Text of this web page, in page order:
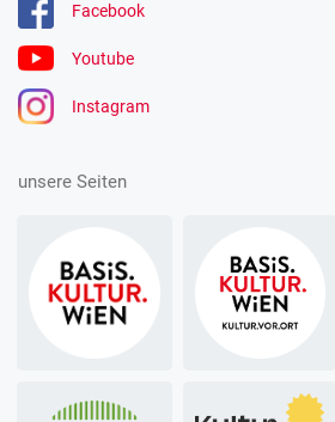
Facebook
Youtube
Instagram
unsere Seiten